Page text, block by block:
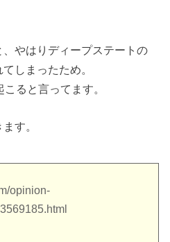
やはりディープステートの
しまったため。
ると言ってます。
す。
opinion-